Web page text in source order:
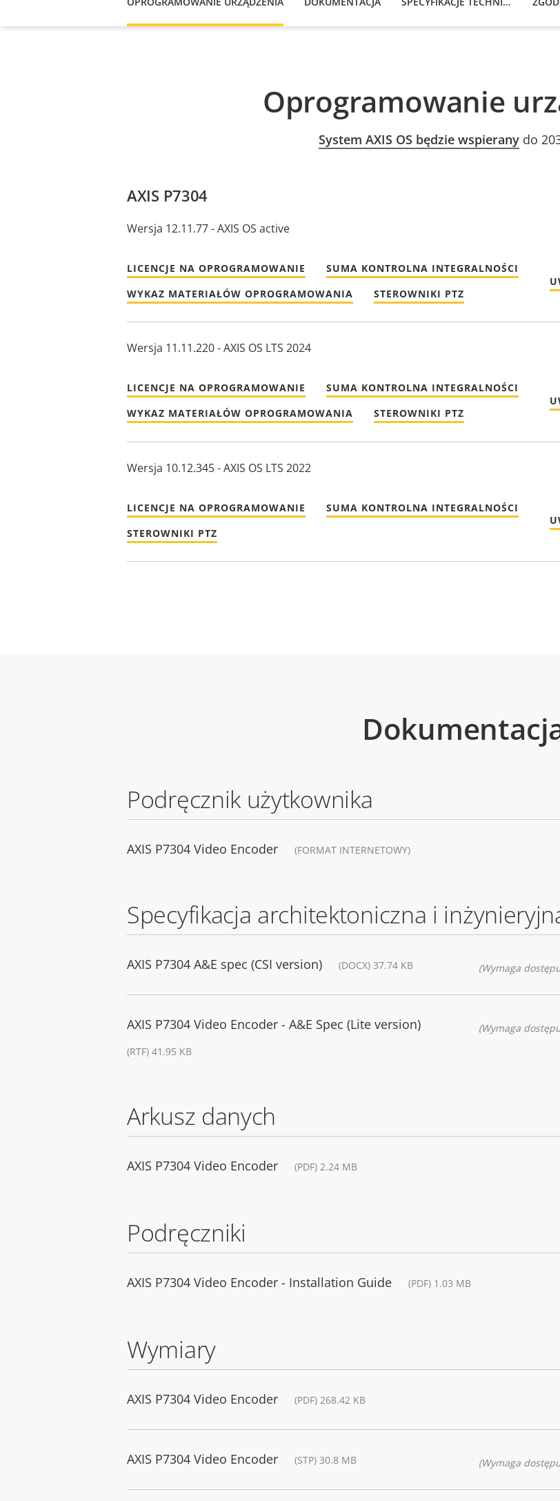
Oprogramowanie
System AXIS OS będzie wspieranydo
AXIS P7304
Wersja 12.11.77 - AXIS OS active
LICENCJE NA OPROGRAMOWANIE
SUMA KONTROLNA INTEGRALNOŚCI
WYKAZ MATERIAŁÓW OPROGRAMOWANIA
STEROWNIKI PTZ
Wersja 11.11.220 - AXIS OS LTS 2024
LICENCJE NA OPROGRAMOWANIE
SUMA KONTROLNA INTEGRALNOŚCI
WYKAZ MATERIAŁÓW OPROGRAMOWANIA
STEROWNIKI PTZ
Wersja 10.12.345 - AXIS OS LTS 2022
LICENCJE NA OPROGRAMOWANIE
SUMA KONTROLNA INTEGRALNOŚCI
STEROWNIKI PTZ
Podręcznik użytkownika
AXIS P7304 Video Encoder (FORMAT INTERNETOWY)
Specyfikacja architektoniczna i
AXIS P7304 A&E spec (CSI version) (DOCX) 37.74 KB (Wymaga
AXIS P7304 Video Encoder - A&E Spec (Lite version)
(RTF) 41.95 KB
(Wymaga
Arkusz danych
AXIS P7304 Video Encoder (PDF) 2.24 MB
Podręczniki
AXIS P7304 Video Encoder - Installation Guide (PDF) 1.03 MB
Wymiary
AXIS P7304 Video Encoder (PDF) 268.42 KB
AXIS P7304 Video Encoder (STP) 30.8 MB (Wymaga